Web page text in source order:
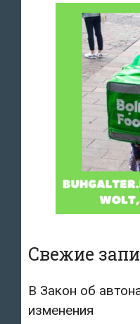
Свежие
В Закон об
изменения